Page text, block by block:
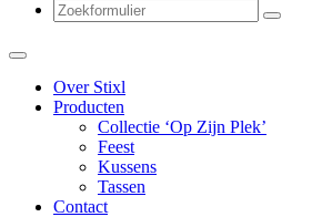
Zoeken
Over Stixl
Producten
Collectie ‘Op Zijn Plek’
Feest
Kussens
Tassen
Contact